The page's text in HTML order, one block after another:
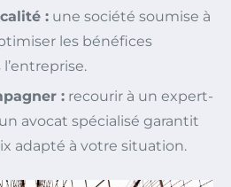
: une société soumise à
les bénéfices
: recourir à un expert-
avocat spécialisé garantit
adapté à votre situation.